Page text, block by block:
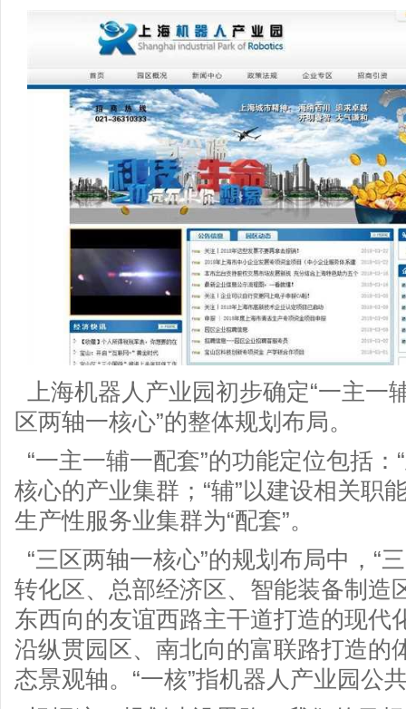
上海机器人产业园初步确定“一主一
区两轴一核心”的整体规划布局。
“一主一辅一配套”的功能定位包括
核心的产业集群；“辅”以建设相关职
生产性服务业集群为“配套”。
“三区两轴一核心”的规划布局中，“
转化区、总部经济区、智能装备制造
东西向的友谊西路主干道打造的现代
沿纵贯园区、南北向的富联路打造的
态景观轴。“一核”指机器人产业园公